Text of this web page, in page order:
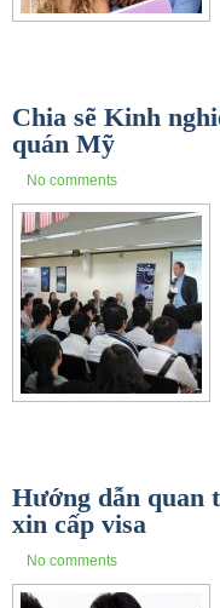
Chia sẽ Kinh
quán Mỹ
No comments
Hướng dẫn quan
xin cấp visa
No comments